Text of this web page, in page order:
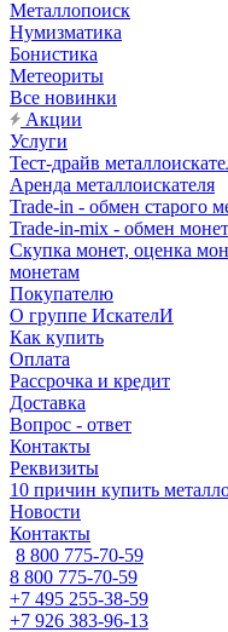
Металлопоиск
Нумизматика
Бонистика
Метеориты
Все новинки
Акции
Услуги
Тест-драйв
Аренда металлоискателя
Trade-in - обмен старого
Trade-in-mix - обмен
Скупка монет, оценка
монетам
Покупателю
О группе ИскателИ
Как купить
Оплата
Рассрочка и кредит
Доставка
Вопрос - ответ
Контакты
Реквизиты
10 причин купить
Новости
Контакты
8 800 775-70-59
8 800 775-70-59
+7 495 255-38-59
+7 926 383-96-13